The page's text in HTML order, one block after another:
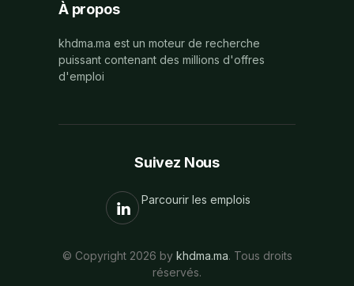
À propos
khdma.ma est un moteur de recherche
puissant contenant des millions d'offres
d'emploi
Suivez Nous
Parcourir les emplois
© Copyright 2026 by khdma.ma. Tous droits
réservés.